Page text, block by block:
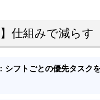
仕組みで減らす
シフトごとの優先タスク